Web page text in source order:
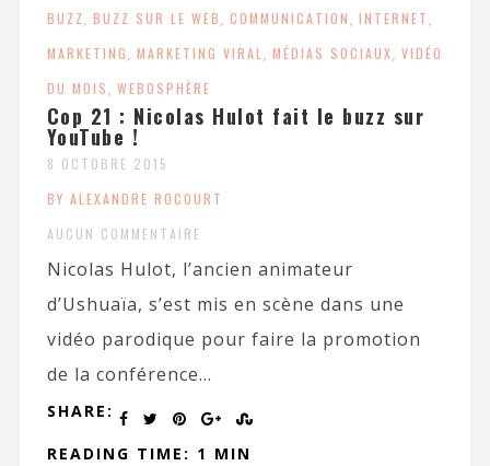
BUZZ, BUZZ SUR LE WEB, COMMUNICATION, INTERNET,
MARKETING, MARKETING VIRAL , MÉDIAS SOCIAUX, VIDÉO
DU MOIS, WEBOSPHÈRE
Cop 21 : Nicolas Hulot fait le buzz sur
YouTube !
8 OCTOBRE 2015
BY ALEXANDRE ROCOURT
AUCUN COMMENTAIRE
Nicolas Hulot, l’ancien animateur
d’Ushuaïa, s’est mis en scène dans une
vidéo parodique pour faire la promotion
de la conférence...
SHARE:
READING TIME: 1 MIN